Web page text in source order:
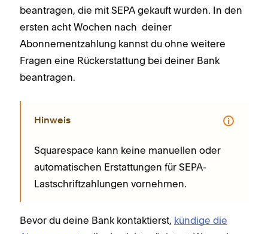
beantragen, die mit SEPA gekauft wurden. In den
ersten acht Wochen nach ‌ deiner
Abonnementzahlung kannst du ohne weitere
Fragen eine Rückerstattung bei deiner Bank
beantragen.
Hinweis
Squarespace kann keine manuellen oder
automatischen Erstattungen für SEPA-
Lastschriftzahlungen vornehmen.
Bevor du deine Bank kontaktierst, kündige die